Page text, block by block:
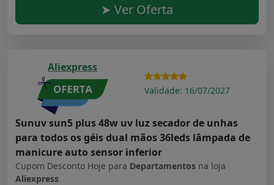
➤ Ver Oferta
Aliexpress
Validade: 16/07/2027
Sunuv sun5 plus 48w uv luz secador de unhas
para todos os géis dual mãos 36leds lâmpada de
manicure auto sensor inferior
Cupom Desconto Hoje para Departamentos na loja
Aliexpress